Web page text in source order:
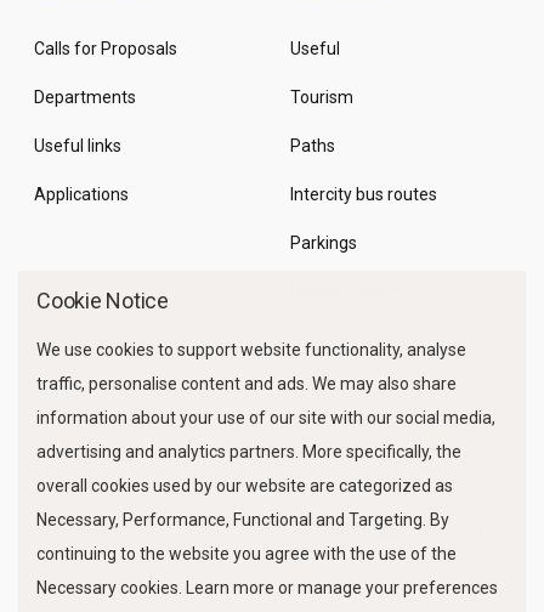
Calls for Proposals
Departments
Useful links
Applications
Useful
Tourism
Paths
Intercity bus routes
Parkings
FOLLOW US
Cookie Notice
We use cookies to support website functionality, analyse
traffic, personalise content and ads. We may also share
information about your use of our site with our social media,
advertising and analytics partners. More specifically, the
overall cookies used by our website are categorized as
Necessary, Performance, Functional and Targeting. By
continuing to the website you agree with the use of the
Necessary cookies. Learn more or manage your preferences